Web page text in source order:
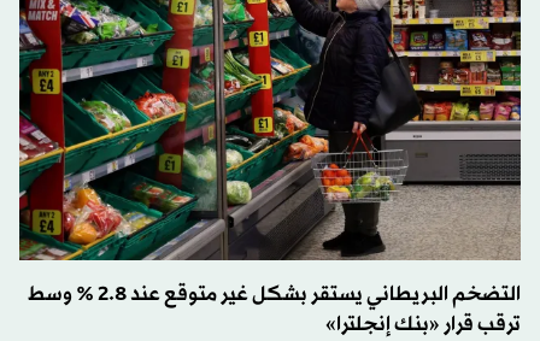
التضخم البريطاني يستقر بشكل غير متوقع عند 2.8 % وسط
ترقب قرار «بنك إنجلترا»